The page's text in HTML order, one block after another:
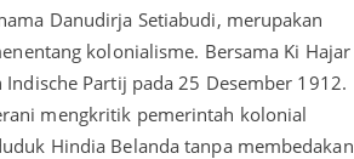
Danudirja Setiabudi, merupakan
kolonialisme. Bersama Ki Hajar
Partij pada 25 Desember 1912.
mengkritik pemerintah kolonial
Hindia Belanda tanpa membedakan